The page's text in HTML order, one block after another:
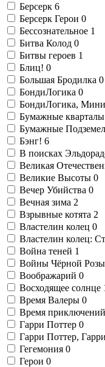
Берсерк 6
Берсерк Герои 0
Бессознательное 1
Битва Колод 0
Битвы героев 1
Блиц! 0
Большая Бродилка 0
БондиЛогика 0
БондиЛогика,
Бумажные кварталы
Бумажные
Бэнг! 6
В поисках
Великая
Великие Высоты 0
Вечер Убийства 0
Вечная зима 2
Взрывные котята 2
Властелин колец 0
Властелин колец:
Война теней 1
Войны Чёрной
Воображарий 0
Восходящее солнце
Время Валеры 0
Время
Гарри Поттер 0
Гарри Поттер,
Гегемония 0
Герои 0